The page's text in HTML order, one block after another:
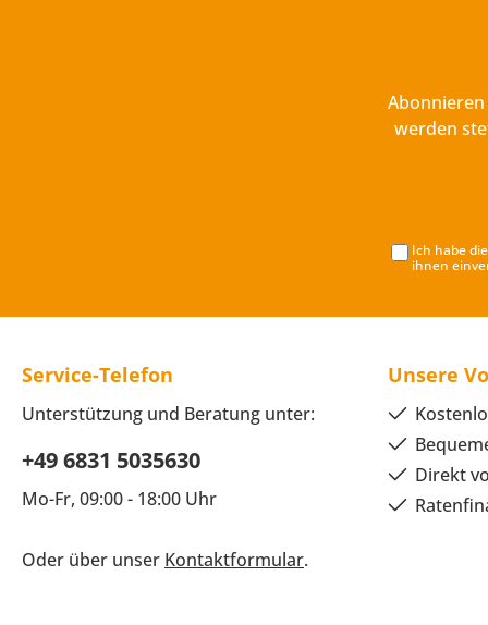
werden
Ich habe die
ihnen
Service-Telefon
Unterstützung und Beratung unter:
+49 6831 5035630
Mo-Fr, 09:00 - 18:00 Uhr
Oder über unser Kontaktformular.
Unsere
Direkt